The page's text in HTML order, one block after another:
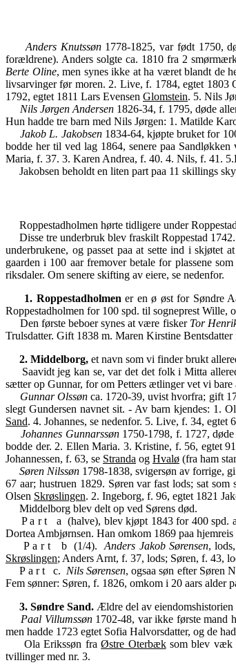
Anders Knutssøn1778-1825, var født 1750,
forældrene). Anders solgte ca. 1810 fra 2
Berte Oline, men synes ikke at ha været blandt de
livsarvinger før moren. 2. Live, f. 1784, egtet 1803
1792, egtet 1811 Lars Evensen Glomstein. 5. Nils
Nils Jørgen Andersen1826-34, f. 1795, døde
Hun hadde tre barn med Nils Jørgen: 1. Matilde
Jakob L. Jakobsen1834-64, kjøpte bruket for
bodde her til ved lag 1864, senere paa
Maria, f. 37. 3. Karen Andrea, f. 40. 4. Nils, f. 41.
Jakobsen beholdt en liten part paa 11 skillings
Roppestadholmen hørte tidligere under
Disse tre underbruk blev fraskilt Roppestad 1742.
underbrukene, og passet paa at sette ind i skjøtet
gaarden i 100 aar fremover betale for plassene
riksdaler. Om senere skifting av eiere, se nedenfor.
1. Roppestadholmen er en ø øst for Søndre
Roppestadholmen for 100 spd. til sogneprest Wille,
Den første beboer synes at være fisker Tor
Trulsdatter. Gift 1838 m. Maren Kirstine
2. Middelborg, et navn som vi finder brukt
Saavidt jeg kan se, var det det folk i Mitta
sætter op Gunnar, for om Petters ætlinger vet vi
Gunnar Olssønca. 1720-39, uvist hvorfra; gift
slegt Gundersen navnet sit. - Av barn kjendes: 1.
Sand. 4. Johannes, se nedenfor. 5. Live, f. 34, egtet
Johannes Gunnarssøn1750-1798, f. 1727,
bodde der. 2. Ellen Maria. 3. Kristine, f. 56, egtet
Johannessen, f. 63, se Stranda og Hvalø (fra ham
Søren Nilssøn 1798-1838, svigersøn av forrige,
67 aar; hustruen 1829. Søren var fast lods; sat
Olsen Skrøslingen. 2. Ingeborg, f. 96, egtet 1821
Middelborg blev delt op ved Sørens død.
P a r t a (halve), blev kjøpt 1843 for 400 spd.
Dortea Ambjørnsen. Han omkom 1869 paa hjemreis
P a r t b (1/4).Anders Jakob Sørensen,
Skrøslingen; Anders Arnt, f. 37, lods; Søren, f. 43,
P a r t c. Nils Sørensen, ogsaa søn efter Søren
Fem sønner: Søren, f. 1826, omkom i 20 aars
3. Søndre Sand. Ældre del av eiendomshistorien
Paal Villumssøn1702-48, var ikke første mand
men hadde 1723 egtet Sofia Halvorsdatter, og de
Ola Erikssøn fraØstre Oterbæksom blev væk
tvillinger med nr. 3.